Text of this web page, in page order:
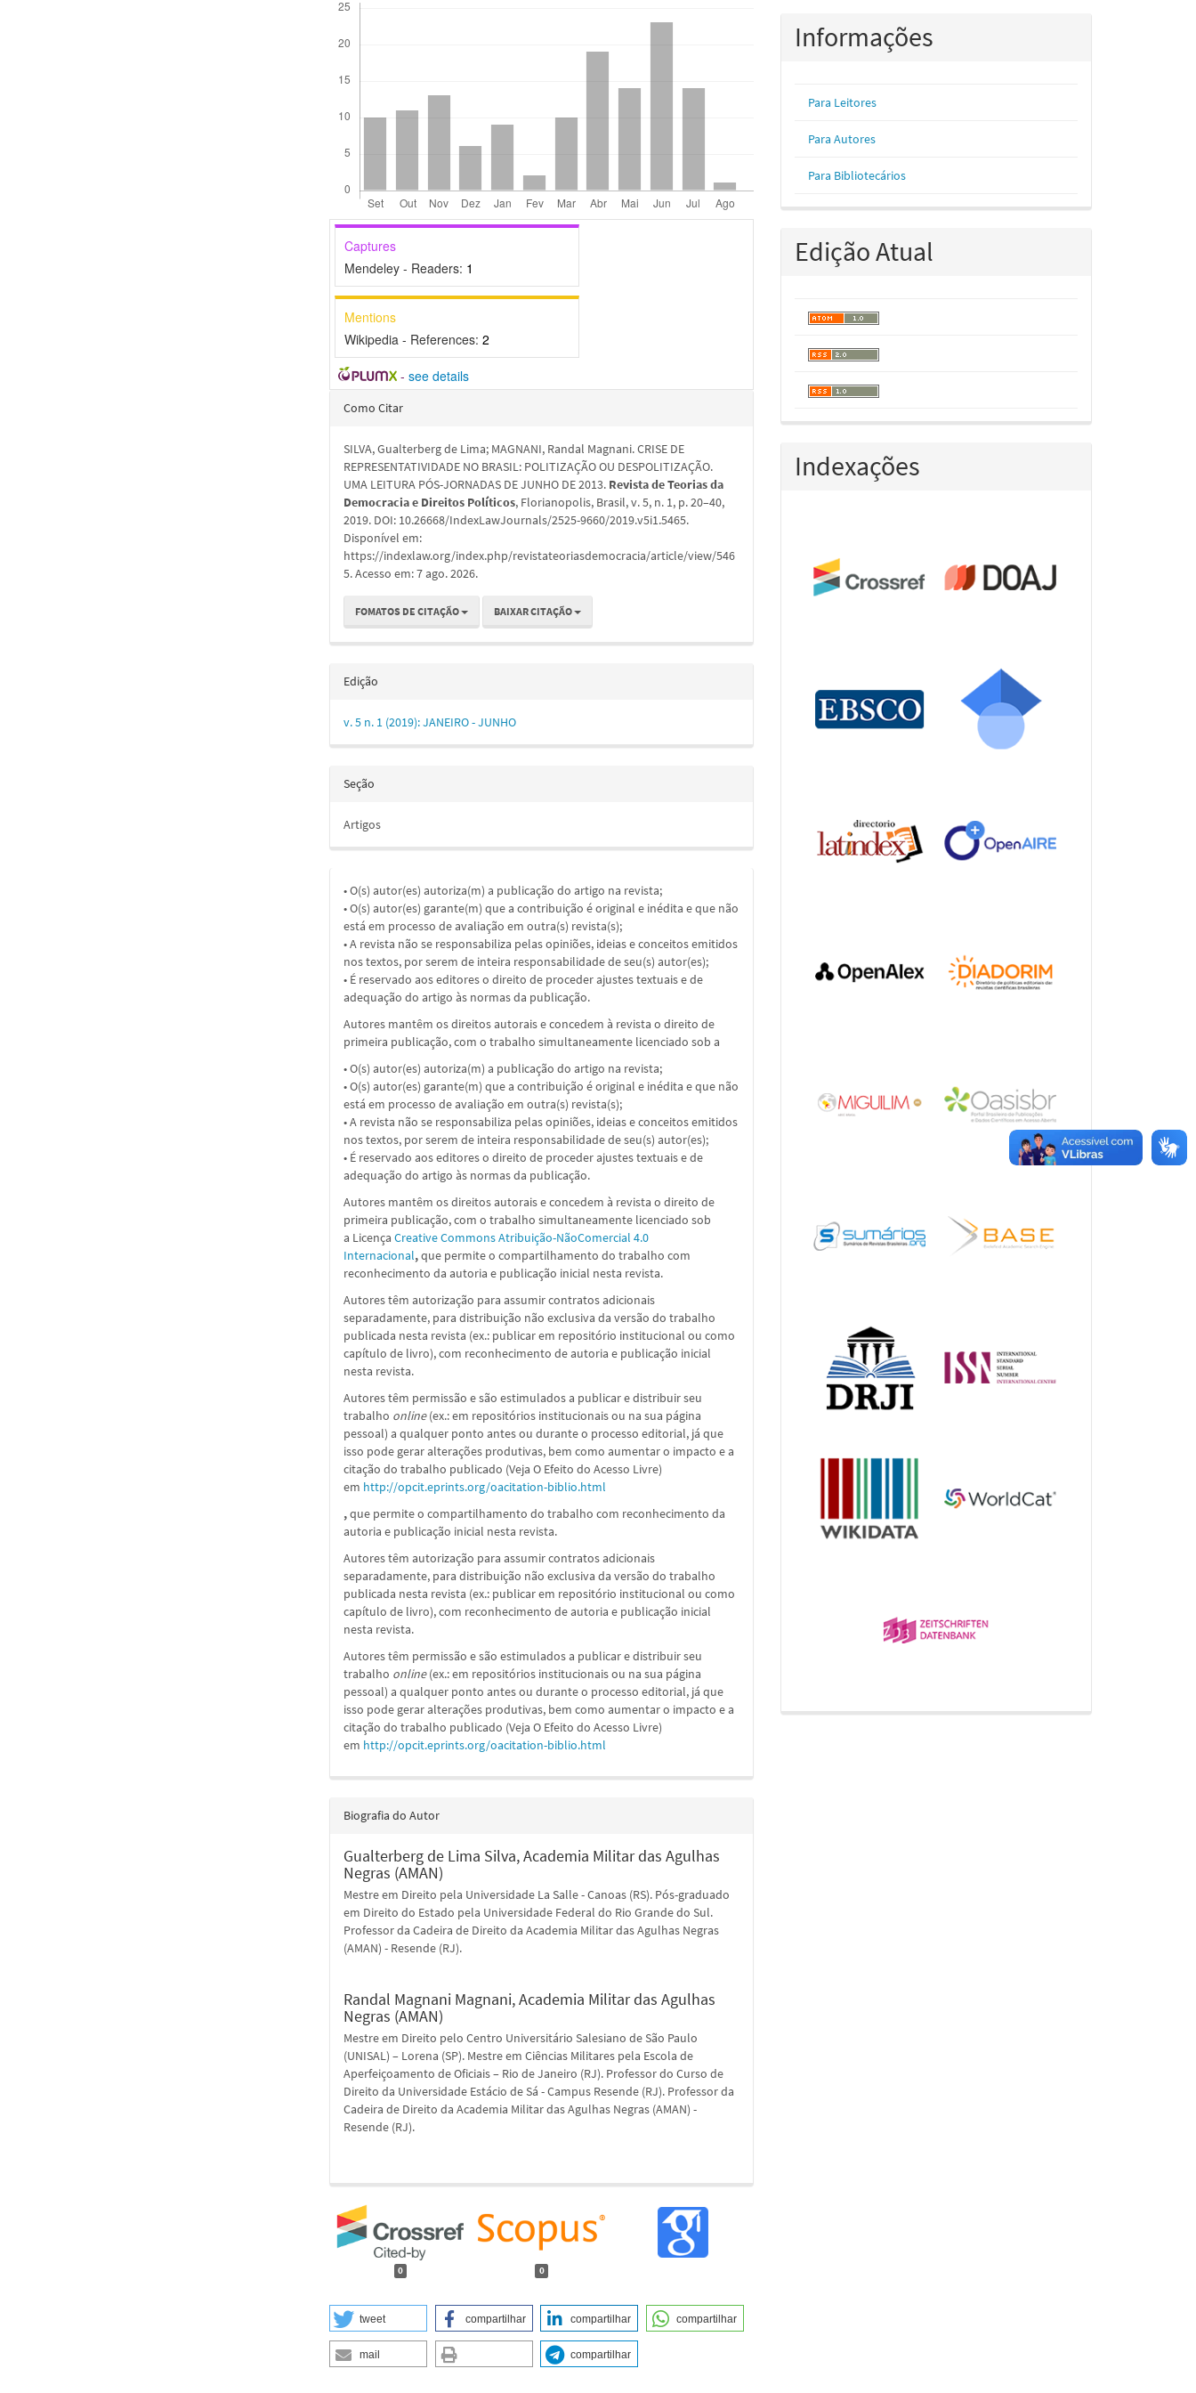
Captures
Mendeley - Readers: 1
Mentions
Wikipedia - References:2
- see details
Detalhes
artigo
Como Citar
SILVA, Gualterberg de Lima; MAGNANI, Randal Magnani. CRISE DE
REPRESENTATIVIDADE NO BRASIL: POLITIZAÇÃO OU DESPOLITIZAÇÃO.
UMA LEITURA PÓS-JORNADAS DE JUNHO DE 2013. Revista de Teorias da
Democracia e Direitos Políticos, Florianopolis, Brasil, v. 5, n. 1, p. 20–40,
2019. DOI: 10.26668/IndexLawJournals/2525-9660/2019.v5i1.5465.
Disponível em:
https://indexlaw.org/index.php/revistateoriasdemocracia/article/view/546
5. Acesso em: 7 ago. 2026.
FOMATOS DE CITAÇÃO BAIXAR CITAÇÃO
Edição
v. 5 n. 1 (2019): JANEIRO - JUNHO
Seção
Artigos
• O(s) autor(es) autoriza(m) a publicação do artigo na revista;
• O(s) autor(es) garante(m) que a contribuição é original e inédita e que não
está em processo de avaliação em outra(s) revista(s);
• A revista não se responsabiliza pelas opiniões, ideias e conceitos emitidos
nos textos, por serem de inteira responsabilidade de seu(s) autor(es);
• É reservado aos editores o direito de proceder ajustes textuais e de
adequação do artigo às normas da publicação.
Autores mantêm os direitos autorais e concedem à revista o direito de
primeira publicação, com o trabalho simultaneamente licenciado sob a
• O(s) autor(es) autoriza(m) a publicação do artigo na revista;
• O(s) autor(es) garante(m) que a contribuição é original e inédita e que não
está em processo de avaliação em outra(s) revista(s);
• A revista não se responsabiliza pelas opiniões, ideias e conceitos emitidos
nos textos, por serem de inteira responsabilidade de seu(s) autor(es);
• É reservado aos editores o direito de proceder ajustes textuais e de
adequação do artigo às normas da publicação.
Autores mantêm os direitos autorais e concedem à revista o direito de
primeira publicação, com o trabalho simultaneamente licenciado sob
a LicençaCreative Commons Atribuição-NãoComercial 4.0
Internacional,que permite o compartilhamento do trabalho com
reconhecimento da autoria e publicação inicial nesta revista.
Autores têm autorização para assumir contratos adicionais
separadamente, para distribuição não exclusiva da versão do trabalho
publicada nesta revista (ex.: publicar em repositório institucional ou como
capítulo de livro), com reconhecimento de autoria e publicação inicial
nesta revista.
Autores têm permissão e são estimulados a publicar e distribuir seu
trabalho online(ex.: em repositórios institucionais ou na sua página
pessoal) a qualquer ponto antes ou durante o processo editorial, já que
isso pode gerar alterações produtivas, bem como aumentar o impacto e a
citação do trabalho publicado (Veja O Efeito do Acesso Livre)
em http://opcit.eprints.org/oacitation-biblio.html
,que permite o compartilhamento do trabalho com reconhecimento da
autoria e publicação inicial nesta revista.
Autores têm autorização para assumir contratos adicionais
separadamente, para distribuição não exclusiva da versão do trabalho
publicada nesta revista (ex.: publicar em repositório institucional ou como
capítulo de livro), com reconhecimento de autoria e publicação inicial
nesta revista.
Autores têm permissão e são estimulados a publicar e distribuir seu
trabalho online(ex.: em repositórios institucionais ou na sua página
pessoal) a qualquer ponto antes ou durante o processo editorial, já que
isso pode gerar alterações produtivas, bem como aumentar o impacto e a
citação do trabalho publicado (Veja O Efeito do Acesso Livre)
em http://opcit.eprints.org/oacitation-biblio.html
Biografia do Autor
Gualterberg de Lima Silva,Academia Militar das Agulhas
Negras (AMAN)
Mestre em Direito pela Universidade La Salle - Canoas (RS). Pós-graduado
em Direito do Estado pela Universidade Federal do Rio Grande do Sul.
Professor da Cadeira de Direito da Academia Militar das Agulhas Negras
(AMAN) - Resende (RJ).
Randal Magnani Magnani,Academia Militar das Agulhas
Negras (AMAN)
Mestre em Direito pelo Centro Universitário Salesiano de São Paulo
(UNISAL) – Lorena (SP). Mestre em Ciências Militares pela Escola de
Aperfeiçoamento de Oficiais – Rio de Janeiro (RJ). Professor do Curso de
Direito da Universidade Estácio de Sá - Campus Resende (RJ). Professor da
Cadeira de Direito da Academia Militar das Agulhas Negras (AMAN) -
Resende (RJ).
0 0
tweet compartilhar compartilhar compartilhar
mail compartilhar
Informações
Para Leitores
Para Autores
Para Bibliotecários
Edição Atual
Indexações